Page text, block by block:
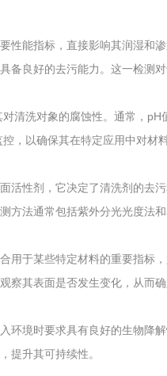
性能指标，直接影响其润湿和
备良好的去污能力。这一检测
清洗对象的腐蚀性。通常，
，以确保其在特定应用中对材
活性剂，它决定了清洗剂的去
方法通常包括紫外分光光度法和
用于某些特定材料的重要指标
察其表面是否发生变化，从而
环境时要求具有良好的生物降
提升其可持续性。